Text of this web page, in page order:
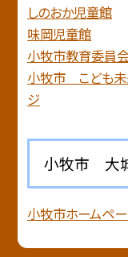
しのおか児童館
味岡児童館
小牧市教育委員
小牧市 こども
ジ
小牧市 大
小牧市ホームペ